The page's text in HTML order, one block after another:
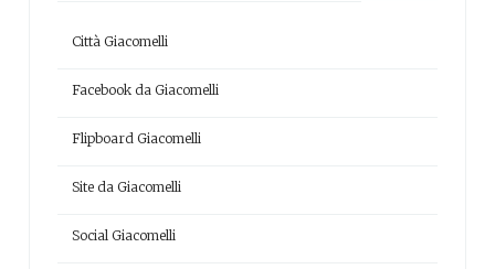
Città Giacomelli
Facebook da Giacomelli
Flipboard Giacomelli
Site da Giacomelli
Social Giacomelli